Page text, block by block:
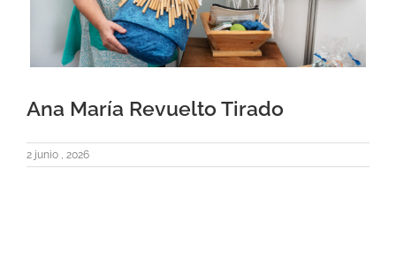
Ana María Revuelto Tirado
2 junio , 2026